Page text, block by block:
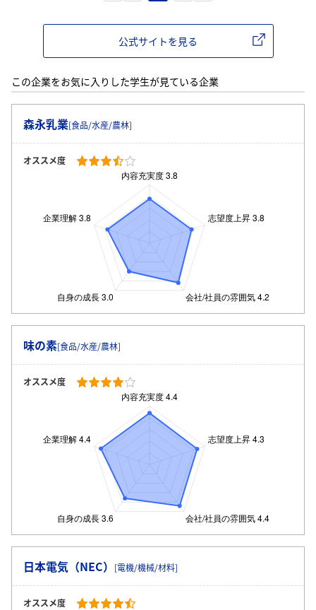
公式サイトを見る
この企業をお気に入りした学生が見ている企業
森永乳業[食品/水産/農林]
オススメ度
味の素[食品/水産/農林]
オススメ度
日本電気（NEC） [電機/機械/材料]
オススメ度
ログイン・会員登録